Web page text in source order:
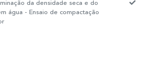
da densidade seca e do
água - Ensaio de compactação